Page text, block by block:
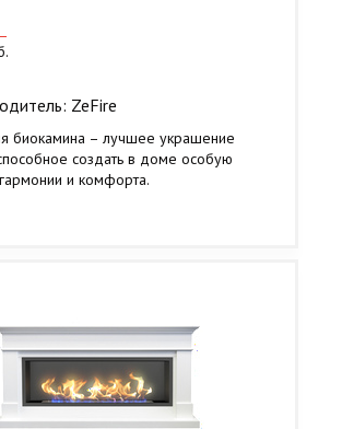
ZeFire
биокамина – лучшее украшение
создать в доме особую
и комфорта.